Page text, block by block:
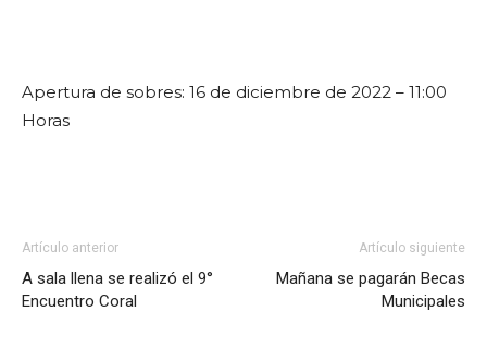
Apertura de sobres: 16 de diciembre de 2022 – 11:00
Horas
Artículo anterior
A sala llena se realizó el 9°
Encuentro Coral
Artículo siguiente
Mañana se pagarán Becas
Municipales